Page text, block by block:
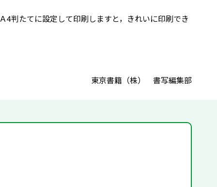
4判たてに設定して印刷しますと，きれいに印刷でき
東京書籍（株） 書写編集部